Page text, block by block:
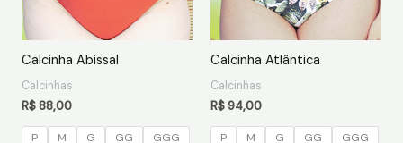
Calcinha Abissal
Calcinhas
R$88,00
P M G GG
GGG
Calcinha Atlântica
Calcinhas
R$94,00
P M G GG GGG